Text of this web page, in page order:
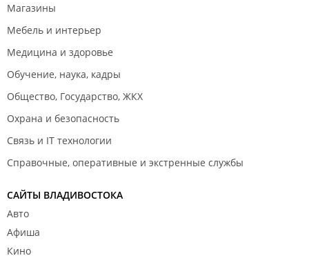
Магазины
Мебель и интерьер
Медицина и здоровье
Обучение, наука, кадры
Общество, Государство, ЖКХ
Охрана и безопасность
Связь и IT технологии
Справочные, оперативные и экстренные службы
САЙТЫ ВЛАДИВОСТОКА
Авто
Афиша
Кино